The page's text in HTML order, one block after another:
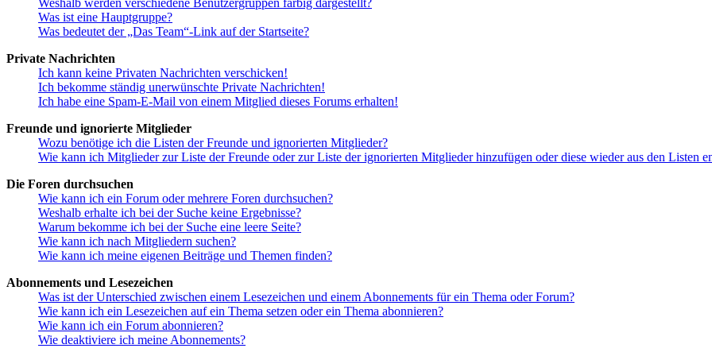
Was ist eine Hauptgruppe?
Was bedeutet der „Das Team“-Link auf der Startseite?
Private Nachrichten
Ich kann keine Privaten Nachrichten verschicken!
Ich bekomme ständig unerwünschte Private Nachrichten!
Ich habe eine Spam-E-Mail von einem Mitglied dieses Forums erhalten!
Freunde und ignorierte Mitglieder
Wozu benötige ich die Listen der Freunde und ignorierten Mitglieder?
Wie kann ich Mitglieder zur Liste der Freunde oder zur Liste der ignorierten Mitglieder hinzufügen oder diese wieder aus den Listen
Die Foren durchsuchen
Wie kann ich ein Forum oder mehrere Foren durchsuchen?
Weshalb erhalte ich bei der Suche keine Ergebnisse?
Warum bekomme ich bei der Suche eine leere Seite?
Wie kann ich nach Mitgliedern suchen?
Wie kann ich meine eigenen Beiträge und Themen finden?
Abonnements und Lesezeichen
Was ist der Unterschied zwischen einem Lesezeichen und einem Abonnements für ein Thema oder Forum?
Wie kann ich ein Lesezeichen auf ein Thema setzen oder ein Thema abonnieren?
Wie kann ich ein Forum abonnieren?
Wie deaktiviere ich meine Abonnements?